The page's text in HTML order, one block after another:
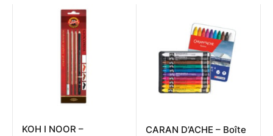
KOH I NOOR – CARAN D’ACHE – Boîte